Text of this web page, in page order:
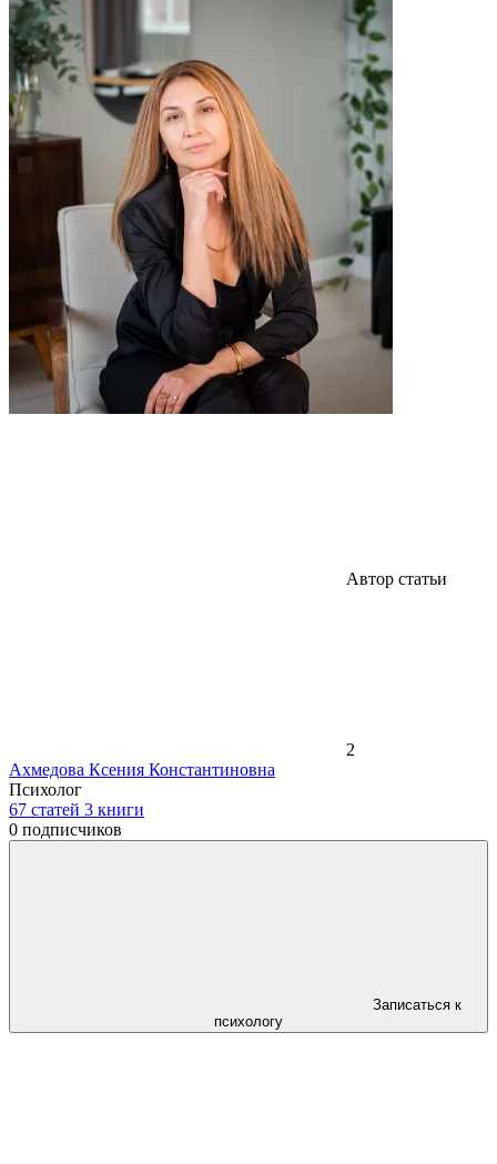
Автор статьи
2
Ахмедова Ксения Константиновна
Психолог
67 статей 3 книги
0 подписчиков
психологу